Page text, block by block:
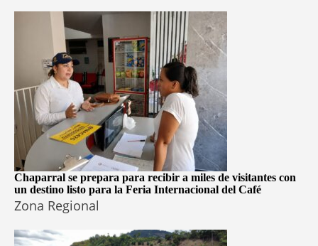
Chaparral se prepara para recibir a miles de visitantes con
un destino listo para la Feria Internacional del Café
Zona Regional